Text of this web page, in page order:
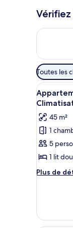
Vérifier
Filtres
pour
les
chambres
Toutes les
Afficher
toutes
les
photos
pour
ce
type
de
7
45 m²
1
5
1 lit
Plus de
Plus
type